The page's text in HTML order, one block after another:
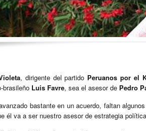
, dirigente del partido Peruanos por el
brasileño Luis Favre, sea el asesor de Pedro
bastante en un acuerdo, faltan
él va a ser nuestro asesor de estrategia